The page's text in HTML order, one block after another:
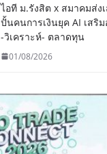
ไอที ม.รังสิต x สมาคมส่ง
ปั้นคนการเงินยุค AI เสริ
-วิเคราะห์- ตลาดทุน
01/08/2026